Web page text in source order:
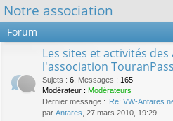
pi
de
s es
Notre association
Forum
Les sites et activités
l'association
Sujets : 6 Messages : 165
Modérateur : Modérateurs
Dernier message : Re: VW-
par Antares , 27 mars 2010, 19:29